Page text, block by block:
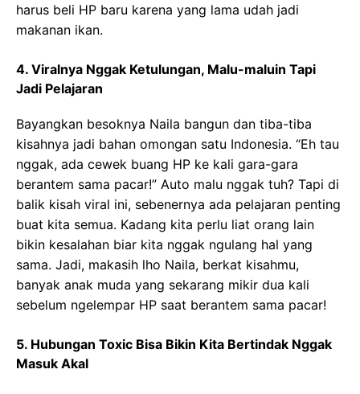
harus beli HP baru karena yang lama udah jadi
makanan ikan.
4. Viralnya Nggak Ketulungan, Malu-maluin Tapi
Jadi Pelajaran
Bayangkan besoknya Naila bangun dan tiba-tiba
kisahnya jadi bahan omongan satu Indonesia. “Eh tau
nggak, ada cewek buang HP ke kali gara-gara
berantem sama pacar!” Auto malu nggak tuh? Tapi di
balik kisah viral ini, sebenernya ada pelajaran penting
buat kita semua. Kadang kita perlu liat orang lain
bikin kesalahan biar kita nggak ngulang hal yang
sama. Jadi, makasih lho Naila, berkat kisahmu,
banyak anak muda yang sekarang mikir dua kali
sebelum ngelempar HP saat berantem sama pacar!
5. Hubungan Toxic Bisa Bikin Kita Bertindak Nggak
Masuk Akal